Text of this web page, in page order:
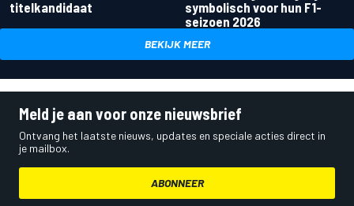
titelkandidaat
symbolisch voor hun F1-
seizoen 2026
BEKIJK MEER
Meld je aan voor onze nieuwsbrief
Ontvang het laatste nieuws, updates en speciale acties direct in
je mailbox.
ABONNEER